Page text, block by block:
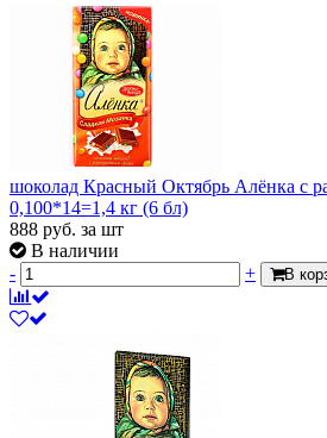
шоколад Красный Октябрь Алёнка с
0,100*14=1,4 кг (6 бл)
888 руб. за шт
В наличии
-
+ В